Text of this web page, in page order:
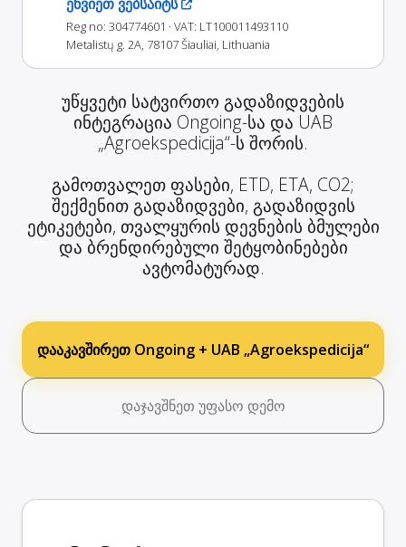
Reg no: 304774601 · VAT: LT100011493110
Metalistų g. 2A, 78107 Šiauliai, Lithuania
უწყვეტი სატვირთო გადაზიდვების
ინტეგრაცია Ongoing-სა და UAB
„Agroekspedicija“-ს შორის.
გამოთვალეთ ფასები, ETD, ETA, CO2;
შექმენით გადაზიდვები, გადაზიდვის
ეტიკეტები, თვალყურის დევნების ბმულები
და ბრენდირებული შეტყობინებები
ავტომატურად.
დააკავშირეთ Ongoing + UAB „Agroekspedicija“
დაჯავშნეთ უფასო დემო